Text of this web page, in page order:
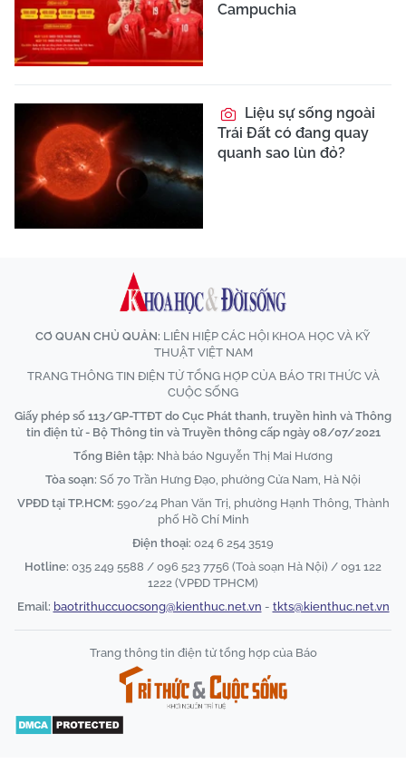
Campuchia
Liệu sự sống ngoài
Trái Đất có đang quay
quanh sao lùn đỏ?
CƠ QUAN CHỦ QUẢN: LIÊN HIỆP CÁC HỘI KHOA HỌC VÀ KỸ
THUẬT VIỆT NAM
TRANG THÔNG TIN ĐIỆN TỬ TỔNG HỢP CỦA BÁO TRI THỨC VÀ
CUỘC SỐNG
Giấy phép số 113/GP-TTĐT do Cục Phát thanh, truyền hình và Thông
tin điện tử - Bộ Thông tin và Truyền thông cấp ngày 08/07/2021
Tổng Biên tập: Nhà báo Nguyễn Thị Mai Hương
Tòa soạn: Số 70 Trần Hưng Đạo, phường Cửa Nam, Hà Nội
VPĐD tại TP.HCM: 590/24 Phan Văn Trị, phường Hạnh Thông, Thành
phố Hồ Chí Minh
Điện thoại: 024 6 254 3519
Hotline: 035 249 5588 / 096 523 7756 (Toà soạn Hà Nội) / 091 122
1222 (VPĐD TPHCM)
Email: baotrithuccuocsong@kienthuc.net.vn - tkts@kienthuc.net.vn
Trang thông tin điện tử tổng hợp của Báo